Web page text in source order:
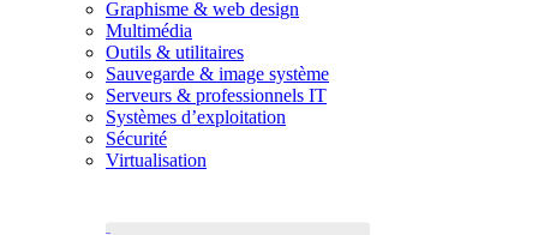
Graphisme & web design
Multimédia
Outils & utilitaires
Sauvegarde & image système
Serveurs & professionnels IT
Systèmes d’exploitation
Sécurité
Virtualisation